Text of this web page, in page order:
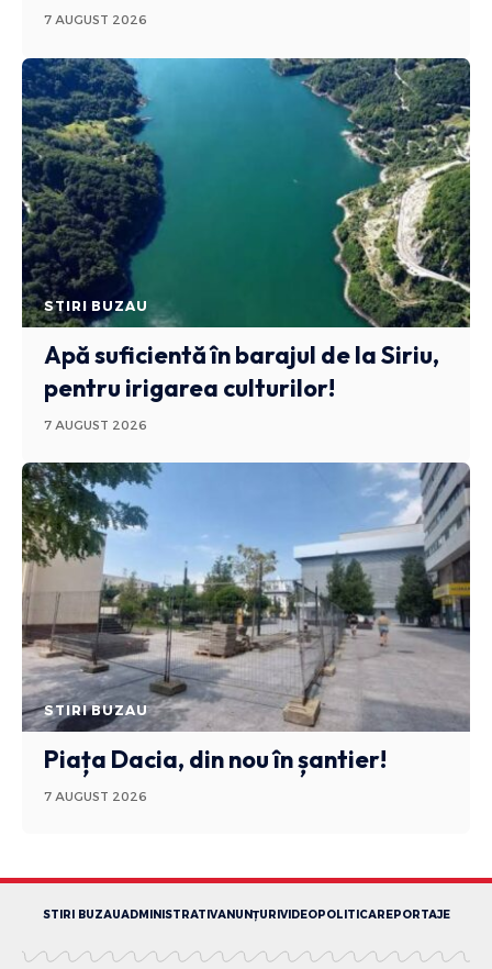
7 AUGUST 2026
STIRI BUZAU
Apă suficientă în barajul de la Siriu,
pentru irigarea culturilor!
7 AUGUST 2026
STIRI BUZAU
Piața Dacia, din nou în șantier!
7 AUGUST 2026
STIRI BUZAUADMINISTRATIVANUNȚURI VIDEOPOLITICAREPORTAJE